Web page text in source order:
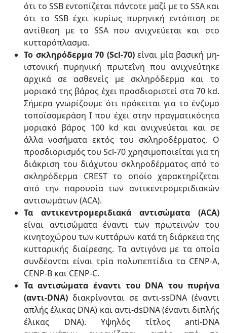
ότι το SSB εντοπίζεται πάντοτε μαζί με το SSA και
ότι το SSB έχει κυρίως πυρηνική εντόπιση σε
αντίθεση με το SSA που ανιχνεύεται και στο
κυτταρόπλασμα.
Το σκληρόδερμα 70 (Scl-70)είναι μία βασική μη-
ιστονική πυρηνική πρωτεΐνη που ανιχνεύτηκε
αρχικά σε ασθενείς με σκληρόδερμα και το
μοριακό της βάρος έχει προσδιοριστεί στα 70 kd.
Σήμερα γνωρίζουμε ότι πρόκειται για το ένζυμο
τοποϊσομεράση Ι που έχει στην πραγματικότητα
μοριακό βάρος 100 kd και ανιχνεύεται και σε
άλλα νοσήματα εκτός του σκληροδέρματος. Ο
προσδιορισμός του Scl-70 χρησιμοποιείται για τη
διάκριση του διάχυτου σκληροδέρματος από το
σκληρόδερμα CREST το οποίο χαρακτηρίζεται
από την παρουσία των αντικεντρομεριδιακών
αντισωμάτων (ACA).
Τα αντικεντρομεριδιακά αντισώματα (ACA)
είναι αντισώματα έναντι των πρωτεϊνών του
κινητοχώρου των κυττάρων κατά τη διάρκεια της
κυτταρικής διαίρεσης. Τα αντιγόνα με τα οποία
συνδέονται είναι τρία πολυπεπτίδια τα CENP-A,
CENP-B και CENP-C.
Τα αντισώματα έναντι του DNA του πυρήνα
(αντι-DNA) διακρίνονται σε αντι-ssDNA (έναντι
απλής έλικας DNA) και αντι-dsDNA (έναντι διπλής
έλικας DNA). Υψηλός τίτλος anti-DNA